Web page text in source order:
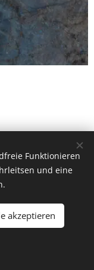
Funktionieren
und eine
akzeptieren